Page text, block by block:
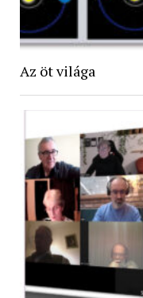
Az öt világa